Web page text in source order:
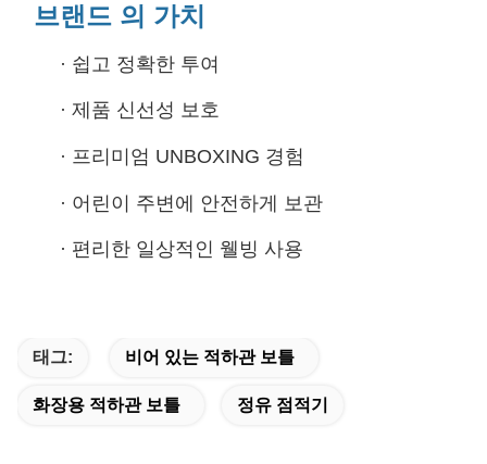
브랜드 의 가치
· 쉽고 정확한 투여
· 제품 신선성 보호
· 프리미엄 UNBOXING 경험
· 어린이 주변에 안전하게 보관
· 편리한 일상적인 웰빙 사용
태그: 비어 있는 적하관 보틀
화장용 적하관 보틀 정유 점적기